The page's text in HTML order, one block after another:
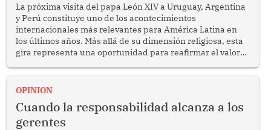
La próxima visita del papa León XIV a Uruguay, Argentina
y Perú constituye uno de los acontecimientos
internacionales más relevantes para América Latina en
los últimos años. Más allá de su dimensión religiosa, esta
gira representa una oportunidad para reafirmar el valor
enfrenta desafíos en materia de desarrollo, cohesión
OPINION
Cuando la responsabilidad alcanza a los
gerentes